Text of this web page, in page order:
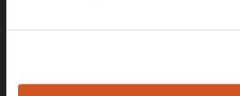
Få de beste tilbudene først